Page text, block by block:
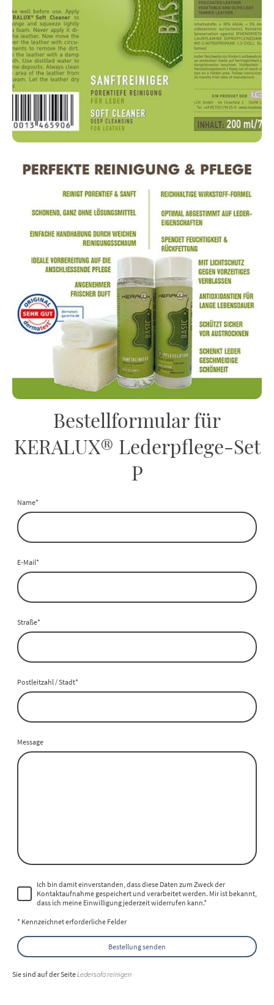
Bestellformular für
KERALUX® Lederpflege-Set
P
Name*
E-Mail*
Straße*
Postleitzahl / Stadt*
Message
Ich bin damit einverstanden, dass diese Daten zum Zweck der
Kontaktaufnahme gespeichert und verarbeitet werden. Mir ist bekannt,
dass ich meine Einwilligung jederzeit widerrufen kann.*
* Kennzeichnet erforderliche Felder
Bestellung senden
Sie sind auf der SeiteLedersofa reinigen